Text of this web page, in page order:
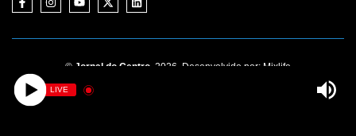
© Jornal do Centro, 2026. Desenvolvido por: Mixlife
LIVE